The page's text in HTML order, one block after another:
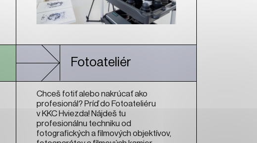
Fotoateliér
Chceš fotiť alebo nakrúcať ako
profesionál? Príď do Fotoateliéru
v KKC Hviezda! Nájdeš tu
profesionálnu techniku od
fotografických a filmových objektívov,